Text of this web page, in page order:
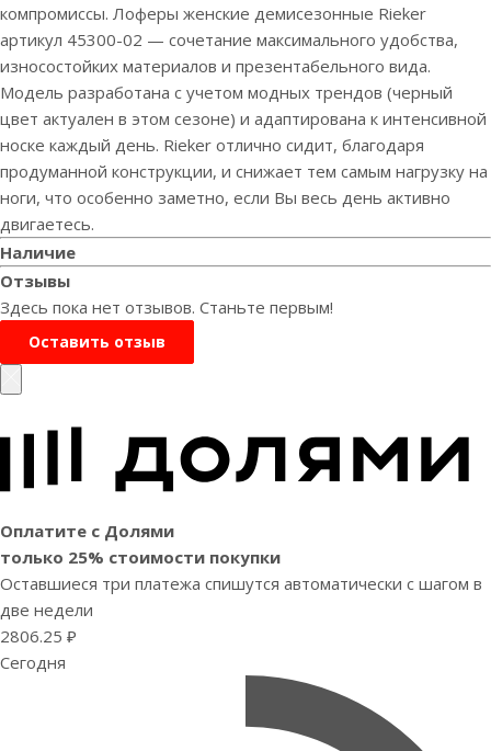
компромиссы. Лоферы женские демисезонные Rieker
артикул 45300-02 — сочетание максимального удобства,
износостойких материалов и презентабельного вида.
Модель разработана с учетом модных трендов (черный
цвет актуален в этом сезоне) и адаптирована к интенсивной
носке каждый день. Rieker отлично сидит, благодаря
продуманной конструкции, и снижает тем самым нагрузку на
ноги, что особенно заметно, если Вы весь день активно
двигаетесь.
Наличие
Отзывы
Здесь пока нет отзывов. Станьте первым!
Оставить отзыв
Оплатите с Долями
только 25% стоимости покупки
Оставшиеся три платежа спишутся автоматически с шагом в
две недели
2806.25 ₽
Сегодня